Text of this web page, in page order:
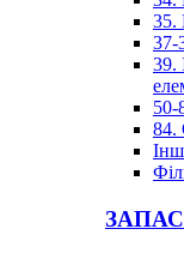
35.
37-
39.
50-
84.